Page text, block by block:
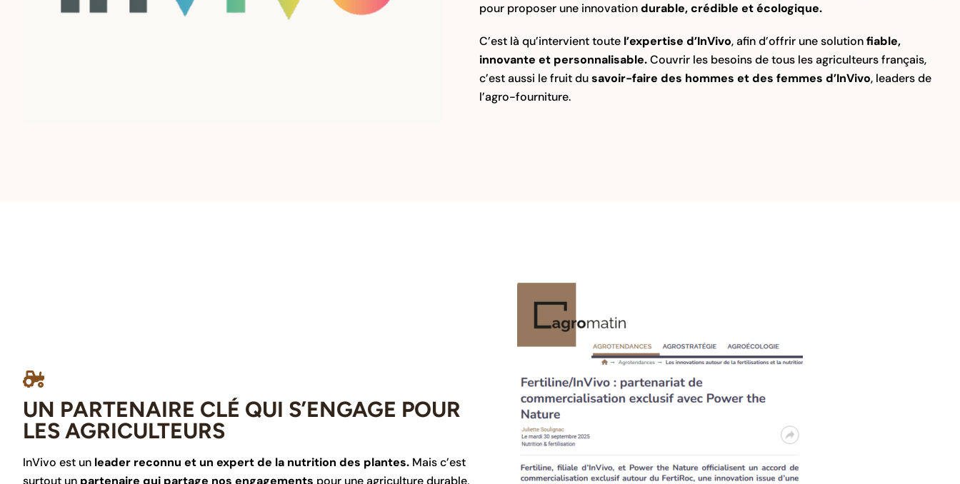
pour proposer une innovationdurable, crédible et écologique.
C’est là qu’intervient toutel’expertise d’InVivo, afin d’offrir une solutionfiable,
innovante et personnalisable.Couvrir les besoins de tous les agriculteurs français,
c’est aussi le fruit dusavoir-faire des hommes et des femmes d’InVivo, leaders de
l’agro-fourniture.
UN PARTENAIRE CLÉ QUI S’ENGAGE POUR
LES AGRICULTEURS
InVivo est un leader reconnu et un expert de la nutrition des plantes.Mais c’est